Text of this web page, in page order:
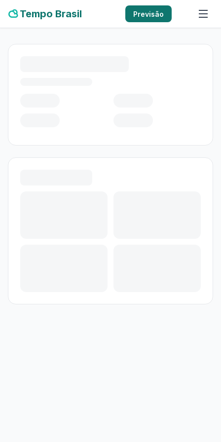
Tempo Brasil Previsão